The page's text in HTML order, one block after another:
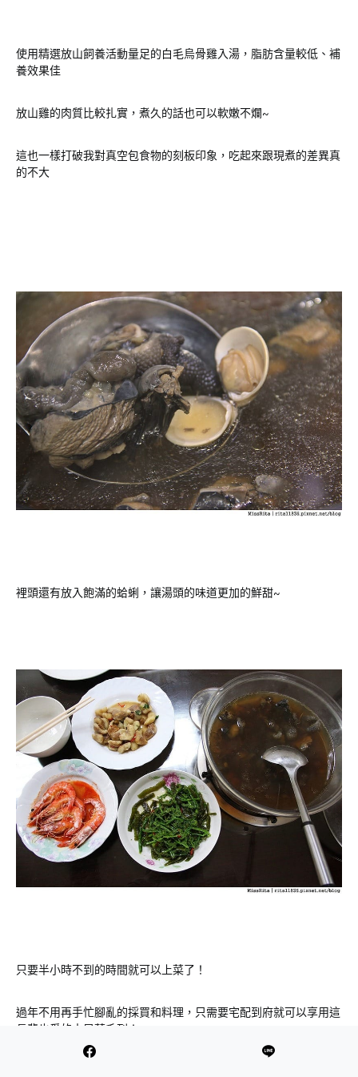
使用精選放山飼養活動量足的白毛烏骨雞入湯，脂肪含量較低、補
養效果佳
放山雞的肉質比較扎實，煮久的話也可以軟嫩不爛~
這也一樣打破我對真空包食物的刻板印象，吃起來跟現煮的差異真
的不大
裡頭還有放入飽滿的蛤蜊，讓湯頭的味道更加的鮮甜~
只要半小時不到的時間就可以上菜了！
過年不用再手忙腳亂的採買和料理，只需要宅配到府就可以享用這
長輩也愛的古早菜系列！